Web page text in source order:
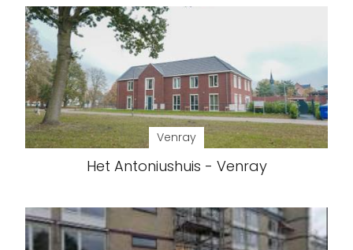
Venray
Het Antoniushuis - Venray